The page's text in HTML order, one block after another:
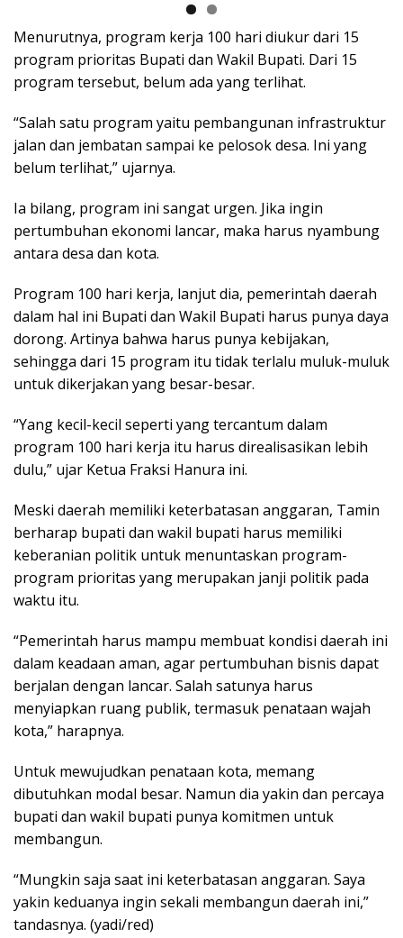
Menurutnya, program kerja 100 hari diukur dari 15
program prioritas Bupati dan Wakil Bupati. Dari 15
program tersebut, belum ada yang terlihat.
“Salah satu program yaitu pembangunan infrastruktur
jalan dan jembatan sampai ke pelosok desa. Ini yang
belum terlihat,” ujarnya.
Ia bilang, program ini sangat urgen. Jika ingin
pertumbuhan ekonomi lancar, maka harus nyambung
antara desa dan kota.
Program 100 hari kerja, lanjut dia, pemerintah daerah
dalam hal ini Bupati dan Wakil Bupati harus punya daya
dorong. Artinya bahwa harus punya kebijakan,
sehingga dari 15 program itu tidak terlalu muluk-muluk
untuk dikerjakan yang besar-besar.
“Yang kecil-kecil seperti yang tercantum dalam
program 100 hari kerja itu harus direalisasikan lebih
dulu,” ujar Ketua Fraksi Hanura ini.
Meski daerah memiliki keterbatasan anggaran, Tamin
berharap bupati dan wakil bupati harus memiliki
keberanian politik untuk menuntaskan program-
program prioritas yang merupakan janji politik pada
waktu itu.
“Pemerintah harus mampu membuat kondisi daerah ini
dalam keadaan aman, agar pertumbuhan bisnis dapat
berjalan dengan lancar. Salah satunya harus
menyiapkan ruang publik, termasuk penataan wajah
kota,” harapnya.
Untuk mewujudkan penataan kota, memang
dibutuhkan modal besar. Namun dia yakin dan percaya
bupati dan wakil bupati punya komitmen untuk
membangun.
“Mungkin saja saat ini keterbatasan anggaran. Saya
yakin keduanya ingin sekali membangun daerah ini,”
tandasnya. (yadi/red)